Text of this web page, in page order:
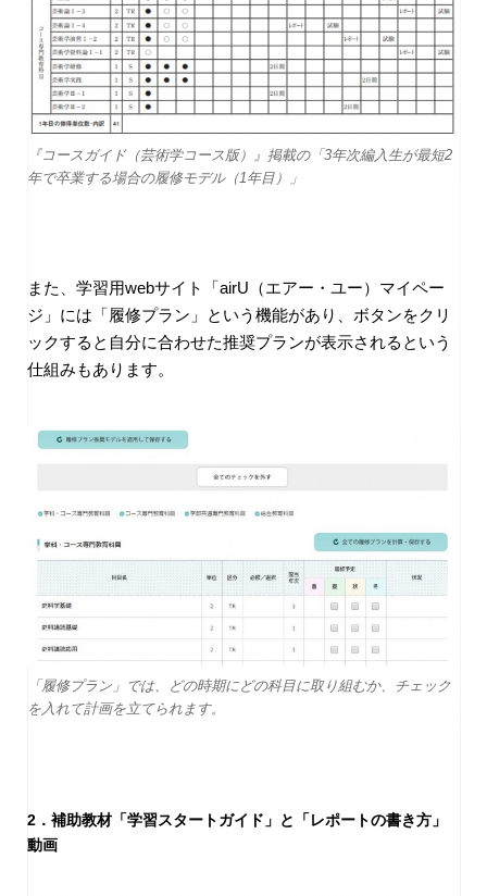
『コースガイド（芸術学コース版）』掲載の「3年次編入生が最短2
年で卒業する場合の履修モデル（1年目）」
また、学習用webサイト「airU（エアー・ユー）マイペー
ジ」には「履修プラン」という機能があり、ボタンをクリ
ックすると自分に合わせた推奨プランが表示されるという
仕組みもあります。
「履修プラン」では、どの時期にどの科目に取り組むか、チェック
を入れて計画を立てられます。
2．補助教材「学習スタートガイド」と「レポートの書き方」
動画